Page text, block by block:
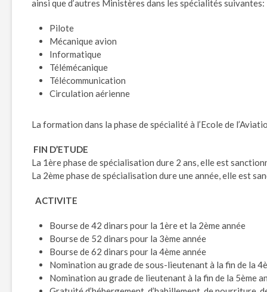
ainsi que d’autres Ministères dans les spécialités suivantes:
Pilote
Mécanique avion
Informatique
Télémécanique
Télécommunication
Circulation aérienne
La formation dans la phase de spécialité à l’Ecole de
FIN D’ETUDE
La 1ère phase de spécialisation dure 2 ans, elle est
La 2ème phase de spécialisation dure une année, elle est
ACTIVITE
Bourse de 42 dinars pour la 1ère et la 2ème année
Bourse de 52 dinars pour la 3ème année
Bourse de 62 dinars pour la 4ème année
Nomination au grade de sous-lieutenant à la fin de la
Nomination au grade de lieutenant à la fin de la 5ème